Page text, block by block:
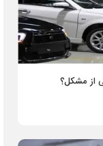
از مشکل؟